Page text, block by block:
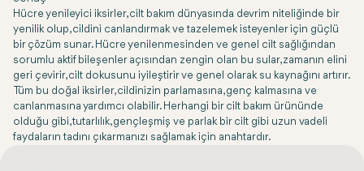
Hücre yenileyici iksirler, cilt bakım dünyasında devrim niteliğinde bir
yenilik olup, cildini canlandırmak ve tazelemek isteyenler için güçlü
bir çözüm sunar. Hücre yenilenmesinden ve genel cilt sağlığından
sorumlu aktif bileşenler açısından zengin olan bu sular, zamanın elini
geri çevirir, cilt dokusunu iyileştirir ve genel olarak su kaynağını artırır.
Tüm bu doğal iksirler, cildinizin parlamasına, genç kalmasına ve
canlanmasına yardımcı olabilir. Herhangi bir cilt bakım ürününde
olduğu gibi, tutarlılık, gençleşmiş ve parlak bir cilt gibi uzun vadeli
faydaların tadını çıkarmanızı sağlamak için anahtardır.